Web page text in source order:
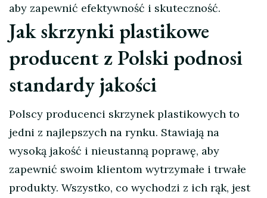
aby zapewnić efektywność i skuteczność.
Jak skrzynki plastikowe
producent z Polski podnosi
standardy jakości
Polscy producenci skrzynek plastikowych to
jedni z najlepszych na rynku. Stawiają na
wysoką jakość i nieustanną poprawę, aby
zapewnić swoim klientom wytrzymałe i trwałe
produkty. Wszystko, co wychodzi z ich rąk, jest